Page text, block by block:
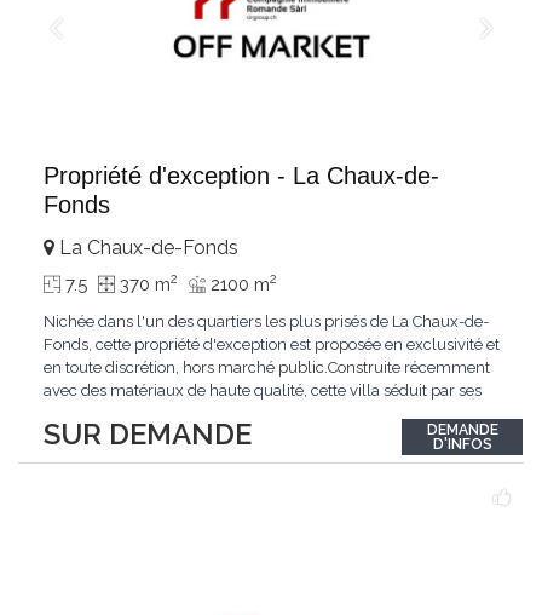
Propriété d'exception - La Chaux-de-
Fonds
SUR DEMANDE
La Chaux-de-Fonds
7.5 370 m2 2100 m2
Nichée dans l'un des quartiers les plus prisés de La Chaux-de-
Fonds, cette propriété d'exception est proposée en exclusivité et
en toute discrétion, hors marché public.Construite récemment
avec des matériaux de haute qualité, cette villa séduit par ses
remarquable.L'espace de vie s'ouvre sur un jardin avec piscine,
un véritable...
DEMANDE
D'INFOS